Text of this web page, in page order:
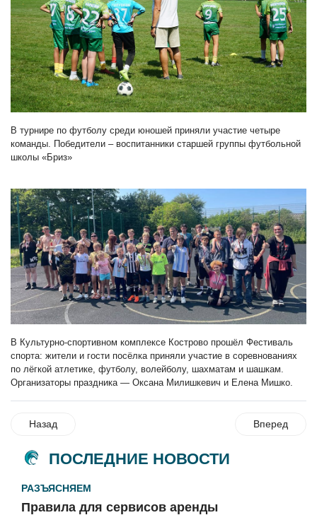
В турнире по футболу среди юношей приняли участие четыре
команды. Победители – воспитанники старшей группы футбольной
школы «Бриз»
В Культурно-спортивном комплексе Кострово прошёл Фестиваль
спорта: жители и гости посёлка приняли участие в соревнованиях
по лёгкой атлетике, футболу, волейболу, шахматам и шашкам.
Организаторы праздника — Оксана Милишкевич и Елена Мишко.
Назад Вперед
ПОСЛЕДНИЕ НОВОСТИ
РАЗЪЯСНЯЕМ
Правила для сервисов аренды